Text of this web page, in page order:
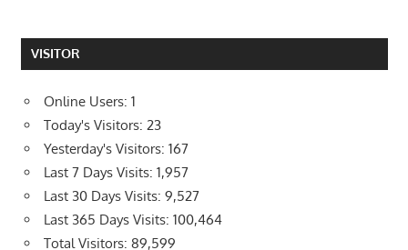
VISITOR
Online Users: 1
Today's Visitors: 23
Yesterday's Visitors: 167
Last 7 Days Visits: 1,957
Last 30 Days Visits: 9,527
Last 365 Days Visits: 100,464
Total Visitors: 89,599